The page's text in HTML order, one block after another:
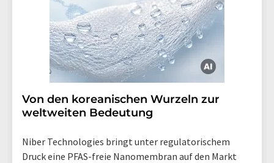
Von den koreanischen Wurzeln zur
weltweiten Bedeutung
Niber Technologies bringt unter regulatorischem
Druck eine PFAS-freie Nanomembran auf den Markt